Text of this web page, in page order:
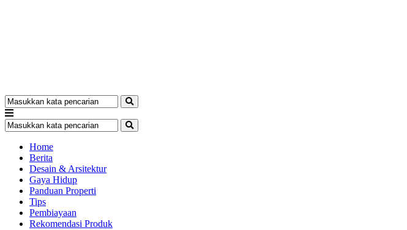
Home
Berita
Desain & Arsitektur
Gaya Hidup
Panduan Properti
Tips
Pembiayaan
Rekomendasi Produk